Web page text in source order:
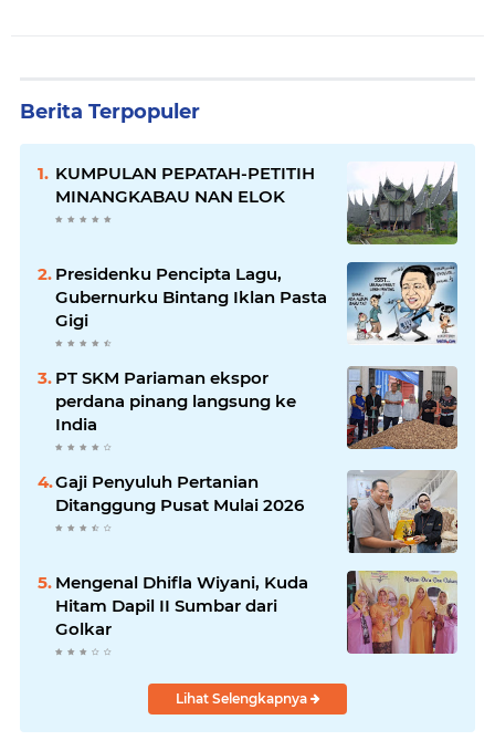
Berita Terpopuler
KUMPULAN PEPATAH-PETITIH
MINANGKABAU NAN ELOK
Presidenku Pencipta Lagu,
Gubernurku Bintang Iklan Pasta
Gigi
PT SKM Pariaman ekspor
perdana pinang langsung ke
India
Gaji Penyuluh Pertanian
Ditanggung Pusat Mulai 2026
Mengenal Dhifla Wiyani, Kuda
Hitam Dapil II Sumbar dari
Golkar
Lihat Selengkapnya